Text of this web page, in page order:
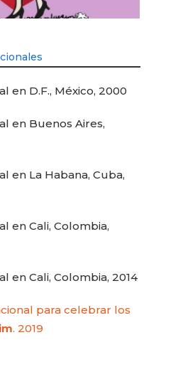
en D.F., México, 2000
en Buenos Aires,
en La Habana, Cuba,
en Cali, Colombia,
en Cali, Colombia, 2014
para celebrar los
. 2019